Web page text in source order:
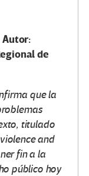
Autor:
de
que la
titulado
and
fin a la
público hoy